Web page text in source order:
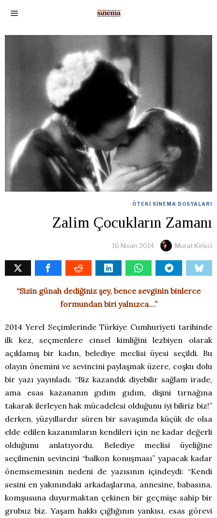
ÖTEKI SINEMA DOSYALARI
Zalim Çocukların Zamanı
16 Nisan 2014 Murat Kirisci
“Sizin günah dediğiniz şey, bence sevginin binlerce
formundan biri yalnızca…”
2014 Yerel Seçimlerinde Türkiye Cumhuriyeti tarihinde
ilk kez, seçmenlere cinsel kimliğini lezbiyen olarak
açıklamış bir kadın, belediye meclisi üyesi seçildi. Bu
olayın önemini ve sevincini paylaşmak üzere, coşku dolu
bir yazı yayınladı. “Biz kazandık diyebilir sağlam irade,
ama esas kazananın gıdım gıdım, dişini tırnağına
takarak ilerleyen hak mücadelesi olduğunu iyi biliriz biz!”
derken, yüzyıllardır süren bir savaşımda küçük de olsa
elde edilen kazanımların kendileri için ne kadar değerli
olduğunu anlatıyordu. Belediye meclisi üyeliğine
seçilmenin sevincini “balkon konuşması” yapacak kadar
önemsemesinin nedeni de yazısının içindeydi: “Kendi
sesini en yakınındaki arkadaşlarına, annesine, babasına,
komşusuna duyurmaktan çekinen bir geçmişe sahip bir
grubuz biz. Yaşam hakkı çığlığının yankısı, esas görevi